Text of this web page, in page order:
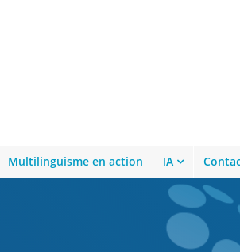
Multilinguisme en action IA